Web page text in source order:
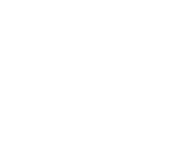
associados à incidência da